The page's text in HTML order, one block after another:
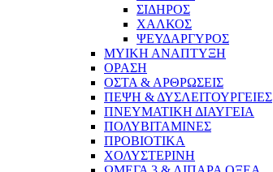
ΣΙΔΗΡΟΣ
ΧΑΛΚΟΣ
ΨΕΥΔΑΡΓΥΡΟΣ
ΜΥΙΚΗ ΑΝΑΠΤΥΞΗ
ΟΡΑΣΗ
ΟΣΤΑ & ΑΡΘΡΩΣΕΙΣ
ΠΕΨΗ & ΔΥΣΛΕΙΤΟΥΡΓΕΙΕΣ
ΠΝΕΥΜΑΤΙΚΗ ΔΙΑΥΓΕΙΑ
ΠΟΛΥΒΙΤΑΜΙΝΕΣ
ΠΡΟΒΙΟΤΙΚΑ
ΧΟΛΥΣΤΕΡΙΝΗ